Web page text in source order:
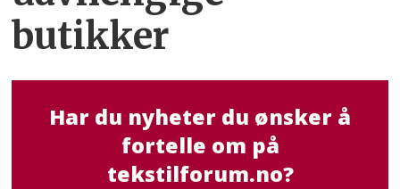
butikker
Har du nyheter du ønsker å
fortelle om på
tekstilforum.no?